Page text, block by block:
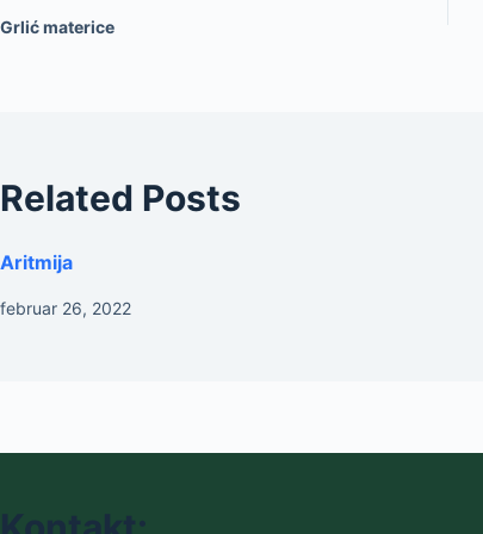
Grlić materice
Related Posts
Aritmija
februar 26, 2022